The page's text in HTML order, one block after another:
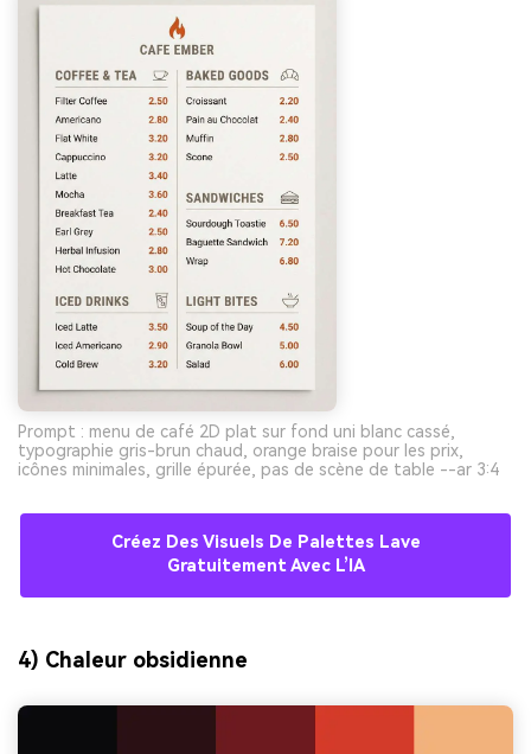
Prompt : menu de café 2D plat sur fond uni blanc cassé,
typographie gris-brun chaud, orange braise pour les prix,
icônes minimales, grille épurée, pas de scène de table --ar 3:4
Créez Des Visuels De Palettes Lave
Gratuitement Avec L’IA
4) Chaleur obsidienne